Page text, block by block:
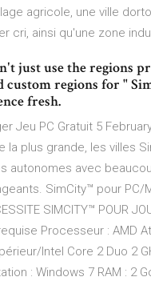
agricole, une ville
cri, ainsi qu'une zone
just use the regions
custom regions for "
fresh.
Jeu PC Gratuit 5
la plus grande, les villes
autonomes avec
SimCity™ pour PC/
SIMCITY™ POUR
Processeur : AMD
Intel Core 2 Duo 2
: Windows 7 RAM : 2